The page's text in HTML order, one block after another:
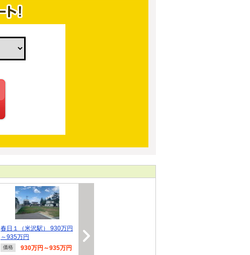
春日１（米沢駅） 930万円
～935万円
価格 930万円～935万円